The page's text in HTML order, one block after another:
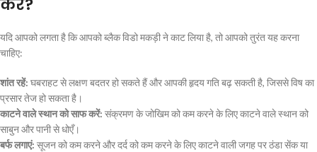
करें?
यदि आपको लगता है कि आपको ब्लैक विडो मकड़ी ने काट लिया है, तो आपको तुरंत यह करना
चाहिए:
शांत रहें: घबराहट से लक्षण बदतर हो सकते हैं और आपकी हृदय गति बढ़ सकती है, जिससे विष का
प्रसार तेज हो सकता है।
काटने वाले स्थान को साफ करें: संक्रमण के जोखिम को कम करने के लिए काटने वाले स्थान को
साबुन और पानी से धोएँ।
बर्फ लगाएं: सूजन को कम करने और दर्द को कम करने के लिए काटने वाली जगह पर ठंडा सेंक या